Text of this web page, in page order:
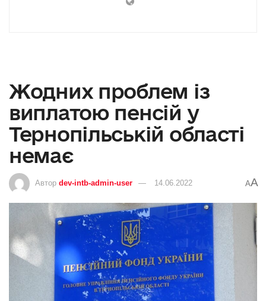
Жодних проблем із
виплатою пенсій у
Тернопільській області
немає
Автор dev-intb-admin-user 14.06.2022 AA